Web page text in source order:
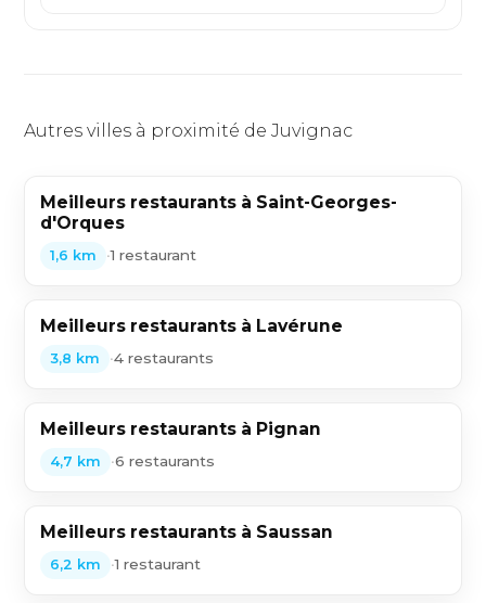
Autres villes à proximité de Juvignac
Meilleurs restaurants à Saint-Georges-
d'Orques
1,6 km •1 restaurant
Meilleurs restaurants à Lavérune
3,8 km •4 restaurants
Meilleurs restaurants à Pignan
4,7 km •6 restaurants
Meilleurs restaurants à Saussan
6,2 km •1 restaurant